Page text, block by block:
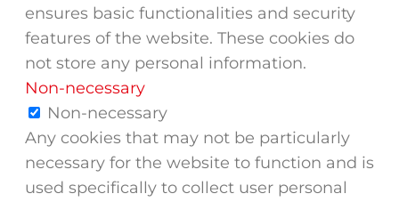
ensures basic functionalities and security
features of the website. These cookies do
not store any personal information.
Non-necessary
Non-necessary
Any cookies that may not be particularly
necessary for the website to function and is
used specifically to collect user personal